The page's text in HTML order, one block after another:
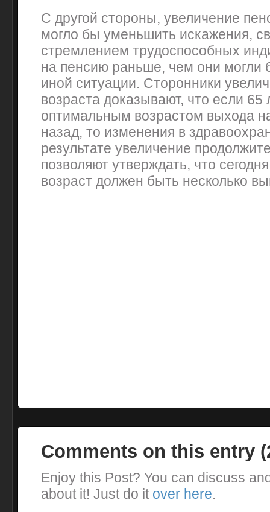
С другой стороны, увеличение
могло бы уменьшить искажения,
стремлением трудоспособных
на пенсию раньше, чем они могли
иной ситуации. Сторонники
возраста доказывают, что если
оптимальным возрастом выхода
назад, то изменения в
результате увеличение
позволяют утверждать, что
возраст должен быть несколько
Comments on this entry
Enjoy this Post? You can discuss
about it! Just do it over here.